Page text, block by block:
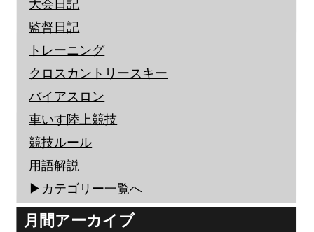
大会日記
監督日記
トレーニング
クロスカントリースキー
バイアスロン
車いす陸上競技
競技ルール
用語解説
▶︎カテゴリー一覧へ
月間アーカイブ